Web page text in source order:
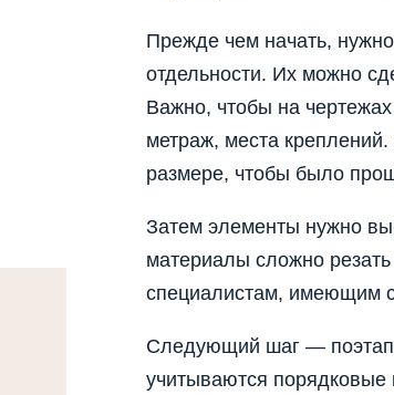
Прежде чем начать,
отдельности. Их можно
Важно, чтобы на
метраж, места
размере, чтобы было
Затем элементы нужно
материалы сложно
специалистам, имеющим
Следующий шаг —
учитываются порядковые